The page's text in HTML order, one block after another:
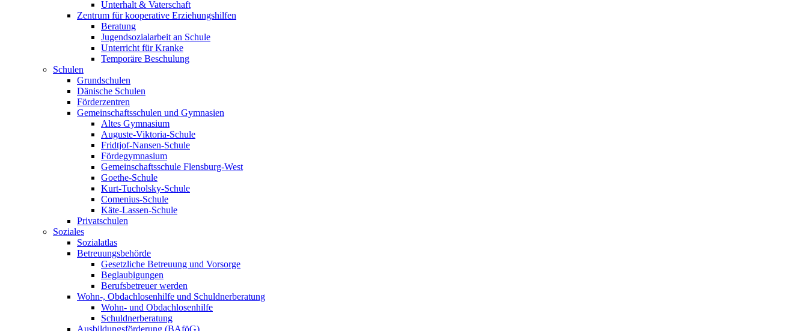
Unterhalt & Vaterschaft
Zentrum für kooperative Erziehungshilfen
Beratung
Jugendsozialarbeit an Schule
Unterricht für Kranke
Temporäre Beschulung
Schulen
Grundschulen
Dänische Schulen
Förderzentren
Gemeinschaftsschulen und Gymnasien
Altes Gymnasium
Auguste-Viktoria-Schule
Fridtjof-Nansen-Schule
Fördegymnasium
Gemeinschaftsschule Flensburg-West
Goethe-Schule
Kurt-Tucholsky-Schule
Comenius-Schule
Käte-Lassen-Schule
Privatschulen
Soziales
Sozialatlas
Betreuungsbehörde
Gesetzliche Betreuung und Vorsorge
Beglaubigungen
Berufsbetreuer werden
Wohn-, Obdachlosenhilfe und Schuldnerberatung
Wohn- und Obdachlosenhilfe
Schuldnerberatung
Ausbildungsförderung (BAföG)